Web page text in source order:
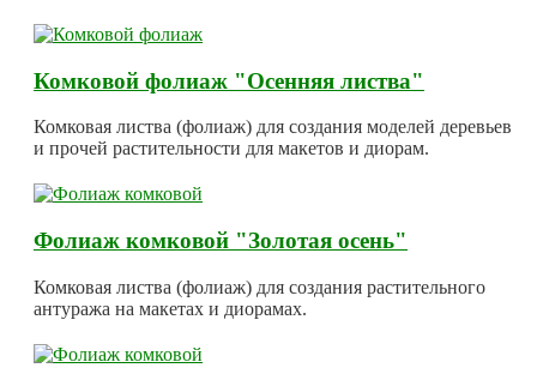
Комковой фолиаж "Осенняя листва"
Комковая листва (фолиаж) для создания моделей деревьев
и прочей растительности для макетов и диорам.
Фолиаж комковой "Золотая осень"
Комковая листва (фолиаж) для создания растительного
антуража на макетах и диорамах.